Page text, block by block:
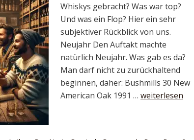
Whiskys gebracht? Was war top?
Und was ein Flop? Hier ein sehr
subjektiver Rückblick von uns.
Neujahr Den Auftakt machte
natürlich Neujahr. Was gab es da?
Man darf nicht zu zurückhaltend
beginnen, daher: Bushmills 30 New
American Oak 1991 … weiterlesen